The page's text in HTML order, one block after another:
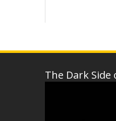
The Dark